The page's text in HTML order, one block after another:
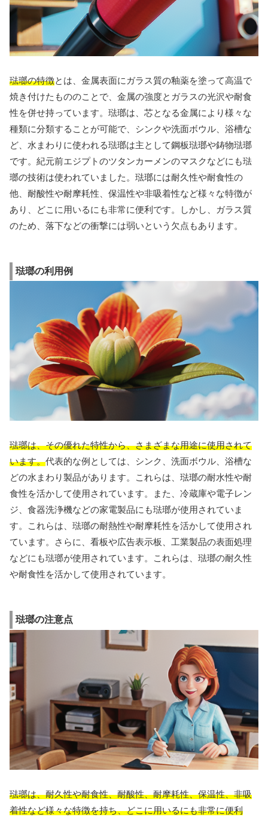
琺瑯の特徴とは、金属表面にガラス質の釉薬を塗って高温で
焼き付けたもののことで、金属の強度とガラスの光沢や耐食
性を併せ持っています。琺瑯は、芯となる金属により様々な
種類に分類することが可能で、シンクや洗面ボウル、浴槽な
ど、水まわりに使われる琺瑯は主として鋼板琺瑯や鋳物琺瑯
です。紀元前エジプトのツタンカーメンのマスクなどにも琺
瑯の技術は使われていました。琺瑯には耐久性や耐食性の
他、耐酸性や耐摩耗性、保温性や非吸着性など様々な特徴が
あり、どこに用いるにも非常に便利です。しかし、ガラス質
のため、落下などの衝撃には弱いという欠点もあります。
琺瑯の利用例
琺瑯は、その優れた特性から、さまざまな用途に使用されて
います。代表的な例としては、シンク、洗面ボウル、浴槽な
どの水まわり製品があります。これらは、琺瑯の耐水性や耐
食性を活かして使用されています。また、冷蔵庫や電子レン
ジ、食器洗浄機などの家電製品にも琺瑯が使用されていま
す。これらは、琺瑯の耐熱性や耐摩耗性を活かして使用され
ています。さらに、看板や広告表示板、工業製品の表面処理
などにも琺瑯が使用されています。これらは、琺瑯の耐久性
や耐食性を活かして使用されています。
琺瑯の注意点
琺瑯は、耐久性や耐食性、耐酸性、耐摩耗性、保温性、非吸
着性など様々な特徴を持ち、どこに用いるにも非常に便利